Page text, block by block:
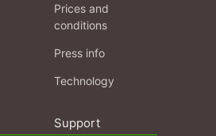
Prices and
conditions
Press info
Technology
Support